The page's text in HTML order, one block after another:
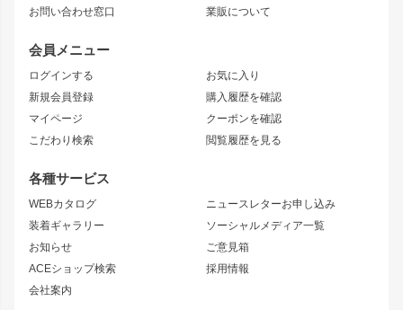
お問い合わせ窓口
業販について
会員メニュー
ログインする
新規会員登録
マイページ
こだわり検索
お気に入り
購入履歴を確認
クーポンを確認
閲覧履歴を見る
各種サービス
WEBカタログ
装着ギャラリー
お知らせ
ACEショップ検索
会社案内
ニュースレターお申し込み
ソーシャルメディア一覧
ご意見箱
採用情報
JZX90 MARK II
トレノ
マークX
アルテッツァ
ニッサン
S15 シルビア
S14 シルビア 後期
S13 シルビア
180SX
シルエイティ
ワンビア
ローレル
セフィーロ
キャラバン
スズキ
雷神
ストリームライン
リアウイング
ジムニーパーツ
ホイール
MUD-S7
MUD-SR7
まつど家 鉄漢